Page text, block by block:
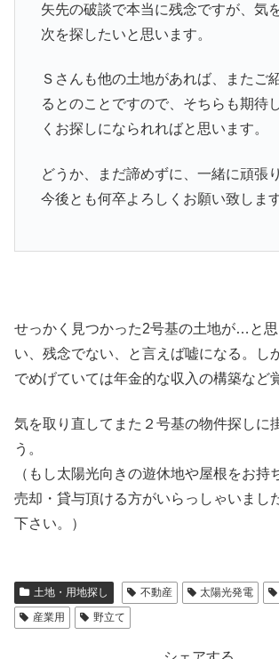
矢先の破談で本当に残念ですが、気
次を探したいと思います。
Ｓさんも他の土地があれば、またご
るとのことですので、そちらも期待
くお探しになられればと思います。
どうか、まだ諦めずに、一緒に頑張
今後とも何卒よろしくお願い致します
せっかく見つかった2号基の土地が…と
い、残念でない、と言えば嘘になる。し
でめげていては年金的な収入の構築など
気を取り直してまた２号基の物件探しに
う。
（もし太陽光向きの遊休地や屋根をお持
売却・貸与頂ける方がいらっしゃいまし
下さい。）
土地・用地探し 不動産 太陽光発電
産業用
野立て